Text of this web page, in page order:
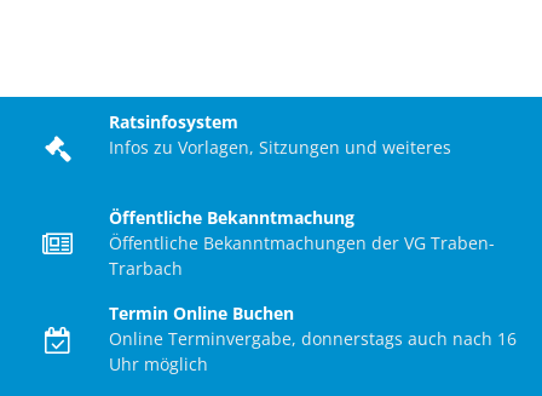
StartseiteRatsinfosystem
Infos zu Vorlagen, Sitzungen und weiteres
Öffentliche Bekanntmachung
Öffentliche Bekanntmachungen der VG Traben-
Trarbach
Termin Online Buchen
Online Terminvergabe, donnerstags auch nach 16
Uhr möglich